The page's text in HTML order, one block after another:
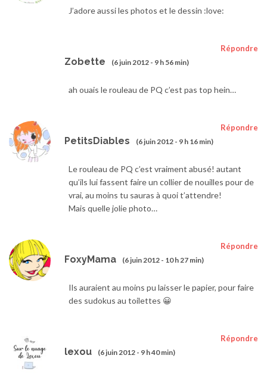
J’adore aussi les photos et le dessin :love:
Zobette (6 juin 2012 - 9 h 56 min)
Répondre
ah ouais le rouleau de PQ c’est pas top hein…
PetitsDiables (6 juin 2012 - 9 h 16 min)
Répondre
Le rouleau de PQ c’est vraiment abusé! autant
qu’ils lui fassent faire un collier de nouilles pour de
vrai, au moins tu sauras à quoi t’attendre!
Mais quelle jolie photo…
FoxyMama (6 juin 2012 - 10 h 27 min)
Répondre
Ils auraient au moins pu laisser le papier, pour faire
des sudokus au toilettes 😀
lexou (6 juin 2012 - 9 h 40 min)
Répondre